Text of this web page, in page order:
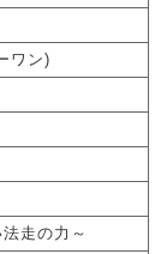
ワン)
走の力～